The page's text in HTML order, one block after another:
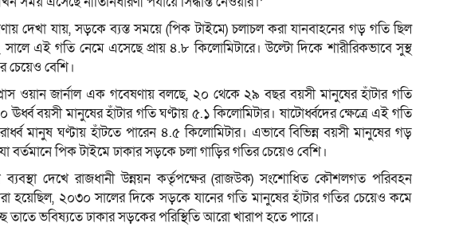
দেখা যায়, সড়কে ব্যস্ত সময়ে (পিক টাইমে) চলাচল করা যানবাহনের গড় গতি ছিল
এই গতি নেমে এসেছে প্রায় ৪.৮ কিলোমিটারে। উল্টো দিকে শারীরিকভাবে সুস্থ
চেয়েও বেশি।
প্লাস ওয়ান জার্নাল এক গবেষণায় বলছে, ২০ থেকে ২৯ বছর বয়সী মানুষের হাঁটার গতি
বয়সী মানুষের হাঁটার গতি ঘণ্টায় ৫.১ কিলোমিটার। ষাটোর্ধ্বদের ক্ষেত্রে এই গতি
মানুষ ঘণ্টায় হাঁটতে পারেন ৪.৫ কিলোমিটার। এভাবে বিভিন্ন বয়সী মানুষের গড়
বর্তমানে পিক টাইমে ঢাকার সড়কে চলা গাড়ির গতির চেয়েও বেশি।
দেখে রাজধানী উন্নয়ন কর্তৃপক্ষের (রাজউক) সংশোধিত কৌশলগত পরিবহন
হয়েছিল, ২০৩০ সালের দিকে সড়কে যানের গতি মানুষের হাঁটার গতির চেয়েও কমে
তাতে ভবিষ্যতে ঢাকার সড়কের পরিস্থিতি আরো খারাপ হতে পারে।